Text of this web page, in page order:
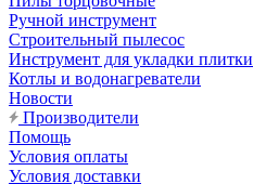
Ручной инструмент
Строительный пылесос
Инструмент для укладки плитки
Котлы и водонагреватели
Новости
Производители
Помощь
Условия оплаты
Условия доставки